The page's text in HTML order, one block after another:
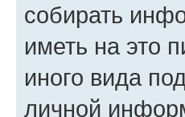
собирать
иметь на это
иного вида
личной